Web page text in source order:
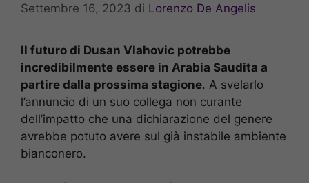
Settembre 16, 2023 di Lorenzo De Angelis
Il futuro di Dusan Vlahovic potrebbe
incredibilmente essere in Arabia Saudita a
partire dalla prossima stagione. A svelarlo
l’annuncio di un suo collega non curante
dell’impatto che una dichiarazione del genere
avrebbe potuto avere sul già instabile ambiente
bianconero.